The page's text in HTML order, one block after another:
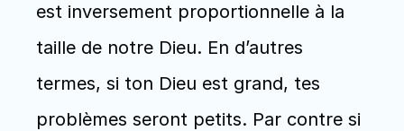
est inversement proportionnelle à la
taille de notre Dieu. En d’autres
termes, si ton Dieu est grand, tes
problèmes seront petits. Par contre si